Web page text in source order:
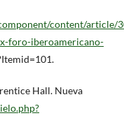
content/article/
foro-iberoamericano-
Hall. Nueva